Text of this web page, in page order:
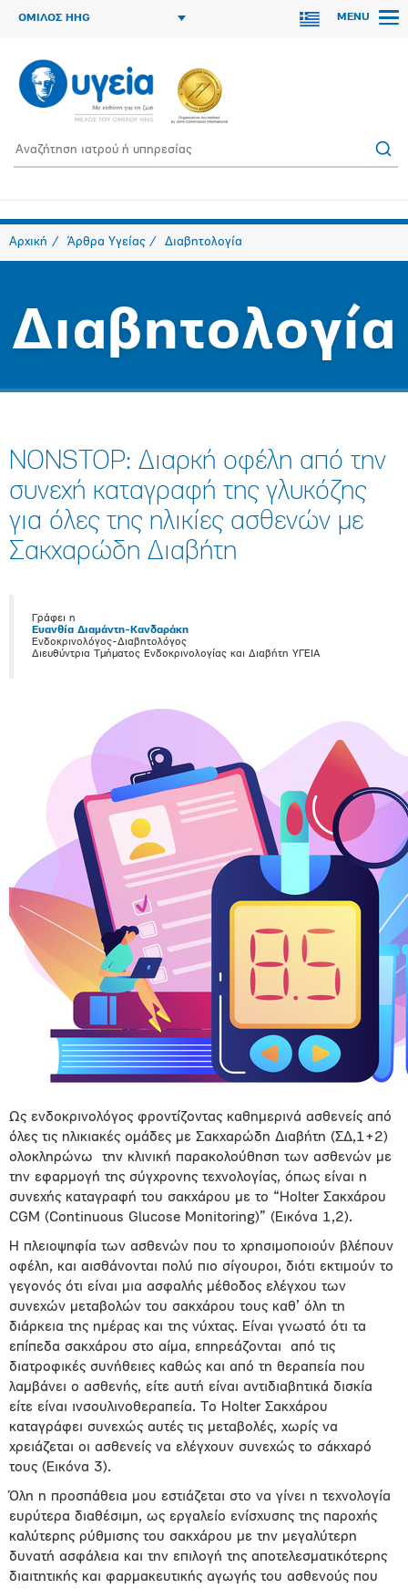
ΟΜΙΛΟΣ HHG MENU
Αρχική Άρθρα Υγείας Διαβητολογία
Διαβητολογία
NONSTOP: Διαρκή οφέλη από την
συνεχή καταγραφή της γλυκόζης
για όλες της ηλικίες ασθενών με
Σακχαρώδη Διαβήτη
Γράφει η
Eυανθία Διαμάντη-Κανδαράκη
Ενδοκρινολόγος-Διαβητολόγος
Διευθύντρια Τμήματος Ενδοκρινολογίας και Διαβήτη ΥΓΕΙΑ
Ως ενδοκρινολόγος φροντίζοντας καθημερινά ασθενείς από
όλες τις ηλικιακές ομάδες με Σακχαρώδη Διαβήτη (ΣΔ,1+2)
ολοκληρώνω την κλινική παρακολούθηση των ασθενών με
την εφαρμογή της σύγχρονης τεχνολογίας, όπως είναι η
συνεχής καταγραφή του σακχάρου με το “Holter Σακχάρου
CGM (Continuous Glucose Monitoring)” (Εικόνα 1,2).
Η πλειοψηφία των ασθενών που το χρησιμοποιούν βλέπουν
οφέλη, και αισθάνονται πολύ πιο σίγουροι, διότι εκτιμούν το
γεγονός ότι είναι μια ασφαλής μέθοδος ελέγχου των
συνεχών μεταβολών του σακχάρου τους καθ’ όλη τη
διάρκεια της ημέρας και της νύχτας. Είναι γνωστό ότι τα
επίπεδα σακχάρου στο αίμα, επηρεάζονται από τις
διατροφικές συνήθειες καθώς και από τη θεραπεία που
λαμβάνει ο ασθενής, είτε αυτή είναι αντιδιαβητικά δισκία
είτε είναι ινσουλινοθεραπεία. Το Holter Σακχάρου
καταγράφει συνεχώς αυτές τις μεταβολές, χωρίς να
χρειάζεται οι ασθενείς να ελέγχουν συνεχώς το σάκχαρό
τους (Εικόνα 3).
Όλη η προσπάθεια μου εστιάζεται στο να γίνει η τεχνολογία
ευρύτερα διαθέσιμη, ως εργαλείο ενίσχυσης της παροχής
καλύτερης ρύθμισης του σακχάρου με την μεγαλύτερη
δυνατή ασφάλεια και την επιλογή της αποτελεσματικότερης
διαιτητικής και φαρμακευτικής αγωγής του ασθενούς που